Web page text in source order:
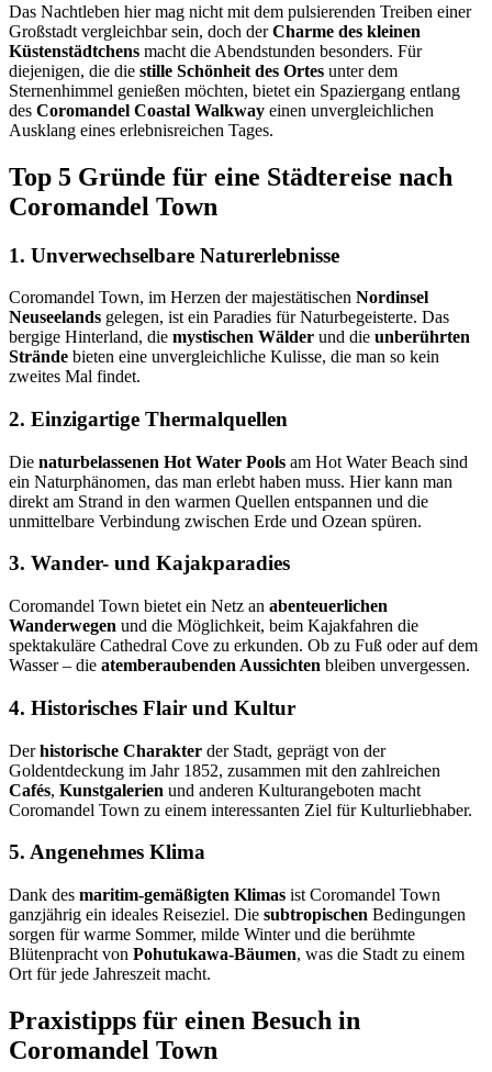
Das Nachtleben hier mag nicht mit dem pulsierenden Treiben einer
Großstadt vergleichbar sein, doch derCharme des kleinen
Küstenstädtchens macht die Abendstunden besonders. Für
diejenigen, die die stille Schönheit des Ortes unter dem
Sternenhimmel genießen möchten, bietet ein Spaziergang entlang
des Coromandel Coastal Walkway einen unvergleichlichen
Ausklang eines erlebnisreichen Tages.
Top 5 Gründe für eine Städtereise nach
Coromandel Town
1. Unverwechselbare Naturerlebnisse
Coromandel Town, im Herzen der majestätischen Nordinsel
Neuseelands gelegen, ist ein Paradies für Naturbegeisterte. Das
bergige Hinterland, die mystischen Wälder und die unberührten
Strände bieten eine unvergleichliche Kulisse, die man so kein
zweites Mal findet.
2. Einzigartige Thermalquellen
Die naturbelassenen Hot Water Pools am Hot Water Beach sind
ein Naturphänomen, das man erlebt haben muss. Hier kann man
direkt am Strand in den warmen Quellen entspannen und die
unmittelbare Verbindung zwischen Erde und Ozean spüren.
3. Wander- und Kajakparadies
Coromandel Town bietet ein Netz an abenteuerlichen
Wanderwegen und die Möglichkeit, beim Kajakfahren die
spektakuläre Cathedral Cove zu erkunden. Ob zu Fuß oder auf dem
Wasser – die atemberaubenden Aussichten bleiben unvergessen.
4. Historisches Flair und Kultur
Derhistorische Charakter der Stadt, geprägt von der
Goldentdeckung im Jahr 1852, zusammen mit den zahlreichen
Cafés, Kunstgalerien und anderen Kulturangeboten macht
Coromandel Town zu einem interessanten Ziel für Kulturliebhaber.
5. Angenehmes Klima
Dank des maritim-gemäßigten Klimas ist Coromandel Town
ganzjährig ein ideales Reiseziel. Die subtropischen Bedingungen
sorgen für warme Sommer, milde Winter und die berühmte
Blütenpracht von Pohutukawa-Bäumen, was die Stadt zu einem
Ort für jede Jahreszeit macht.
Praxistipps für einen Besuch in
Coromandel Town